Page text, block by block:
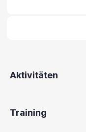
Aktivitäten
Training